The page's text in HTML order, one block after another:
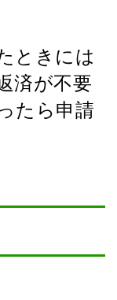
ときには
済が不要
たら申請